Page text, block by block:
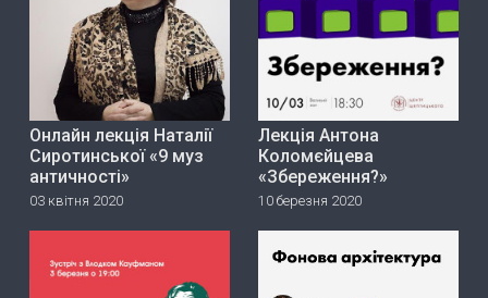
Онлайн лекція Наталії
Сиротинської «9 муз
античності»
03 квітня 2020
Лекція Антона
Коломєйцева
«Збереження?»
10 березня 2020